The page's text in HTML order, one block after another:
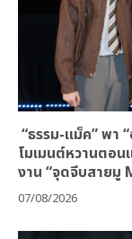
“ธรรม-แม็ค” พา
โมเมนต์หวานตอ
งาน “จุดจีบสาย
07/08/2026